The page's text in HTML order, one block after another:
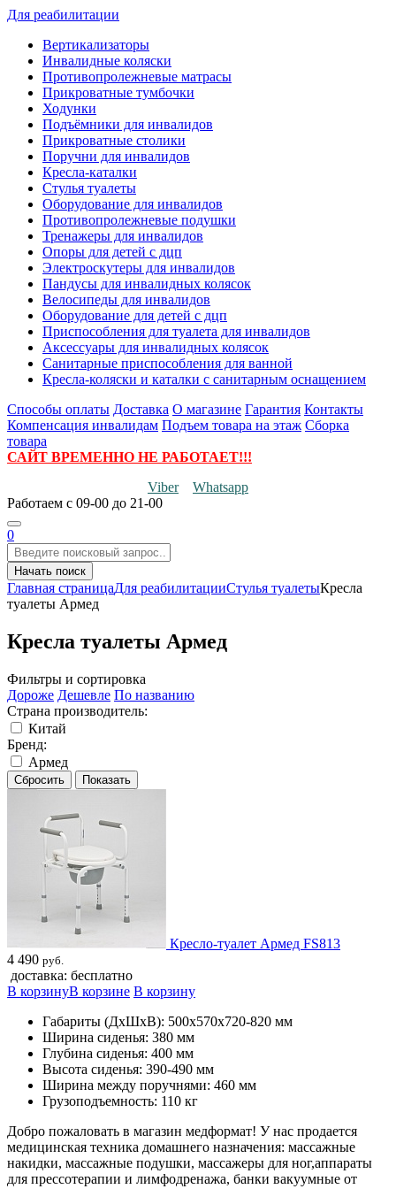
Для реабилитации
Вертикализаторы
Инвалидные коляски
Противопролежневые матрасы
Прикроватные тумбочки
Ходунки
Подъёмники для инвалидов
Прикроватные столики
Поручни для инвалидов
Кресла-каталки
Стулья туалеты
Оборудование для инвалидов
Противопролежневые подушки
Тренажеры для инвалидов
Опоры для детей с дцп
Электроскутеры для инвалидов
Пандусы для инвалидных колясок
Велосипеды для инвалидов
Оборудование для детей с дцп
Приспособления для туалета для инвалидов
Аксессуары для инвалидных колясок
Санитарные приспособления для ванной
Кресла-коляски и каталки с санитарным оснащением
Способы оплаты Доставка О магазине Гарантия Контакты
Компенсация инвалидам Подъем товара на этаж Сборка
товара
САЙТ ВРЕМЕННО НЕ РАБОТАЕТ!!!
Viber
Whatsapp
Работаем с 09-00 до 21-00
0
Начать поиск
Главная страницаДля реабилитацииСтулья туалетыКресла
туалеты Армед
Кресла туалеты Армед
Фильтры и сортировка
Дороже Дешевле По названию
Страна производитель:
Китай
Бренд:
Армед
Кресло-туалет Армед FS813
4 490 руб.
доставка: бесплатно
В корзинуВ корзине В корзину
Габариты (ДхШхВ): 500х570х720-820 мм
Ширина сиденья: 380 мм
Глубина сиденья: 400 мм
Высота сиденья: 390-490 мм
Ширина между поручнями: 460 мм
Грузоподъемность: 110 кг
Добро пожаловать в магазин медформат! У нас продается
медицинская техника домашнего назначения: массажные
накидки, массажные подушки, массажеры для ног,аппараты
для прессотерапии и лимфодренажа, банки вакуумные от